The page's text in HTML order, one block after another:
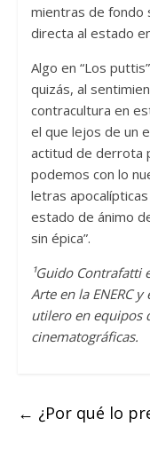
mientras de fondo
directa al estado
Algo en “Los
quizás, al
contracultura en
el que lejos de un
actitud de derrota
podemos con lo
letras
estado de ánimo
sin épica”.
¹Guido Contrafatti
Arte en la ENERC
utilero en equipos
cinematográficas.
← ¿Por qué lo